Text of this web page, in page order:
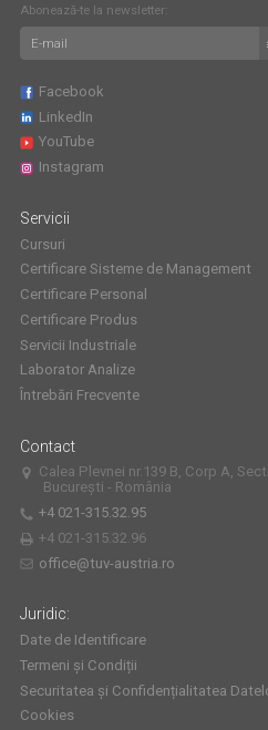
Servicii
Cursuri
Certificare Sisteme de Management
Certificare Personal
Certificare Produs
Servicii Industriale
Laborator Analize
Întrebări Frecvente
Abonează-te la newsletter:
Facebook
LinkedIn
YouTube
Instagram
Contact
Calea Plevnei nr.139 B, Corp A,
București - România
+4 021-315.32.95
+4 021-315.32.96
office@tuv-austria.ro
Juridic:
Date de Identificare
Termeni și Condiții
Securitatea și Confidențialitatea
Cookies